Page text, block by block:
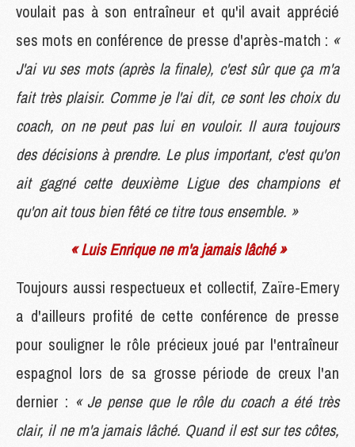
voulait pas à son entraîneur et qu'il avait apprécié
ses mots en conférence de presse d'après-match : «
J'ai vu ses mots (après la finale), c'est sûr que ça m'a
fait très plaisir. Comme je l'ai dit, ce sont les choix du
coach, on ne peut pas lui en vouloir. Il aura toujours
des décisions à prendre. Le plus important, c'est qu'on
ait gagné cette deuxième Ligue des champions et
qu'on ait tous bien fêté ce titre tous ensemble. »
« Luis Enrique ne m'a jamais lâché »
Toujours aussi respectueux et collectif, Zaïre-Emery
a d'ailleurs profité de cette conférence de presse
pour souligner le rôle précieux joué par l'entraîneur
espagnol lors de sa grosse période de creux l'an
dernier : « Je pense que le rôle du coach a été très
clair, il ne m'a jamais lâché. Quand il est sur tes côtes,